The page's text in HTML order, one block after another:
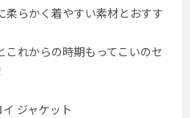
柔らかく着やすい素材とおすす
れからの時期もってこいのセ
ジャケット